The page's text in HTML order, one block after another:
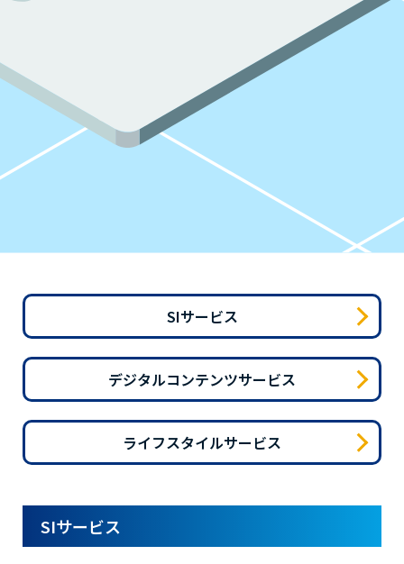
SIサービス
デジタルコンテンツサービス
ライフスタイルサービス
SIサービス